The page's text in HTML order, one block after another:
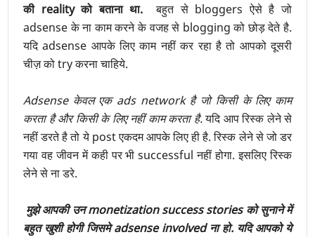
की reality को बताना था. बहुत से bloggers ऐसे है जो
adsense के ना काम करने के वजह से blogging को छोड़ देते है.
यदि adsense आपके लिए काम नहीं कर रहा है तो आपको दूसरी
चीज़ को try करना चाहिये.
Adsense केवल एक ads network है जो किसी के लिए काम
करता है और किसी के लिए नहीं काम करता है.यदि आप रिस्क लेने से
नहीं डरते है तो ये post एकदम आपके लिए ही है. रिस्क लेने से जो डर
गया वह जीवन में कही पर भी successful नहीं होगा. इसलिए रिस्क
लेने से ना डरे.
मुझे आपकी उन monetization success stories को सुनाने में
बहुत खुशी होगी जिसमे adsense involved ना हो. यदि आपको ये